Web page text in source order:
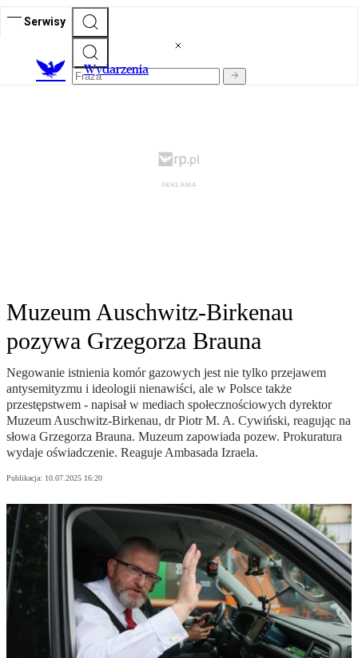
Serwisy
Wydarzenia
Muzeum Auschwitz-Birkenau
pozywa Grzegorza Brauna
Negowanie istnienia komór gazowych jest nie tylko przejawem
antysemityzmu i ideologii nienawiści, ale w Polsce także
przestępstwem - napisał w mediach społecznościowych dyrektor
Muzeum Auschwitz-Birkenau, dr Piotr M. A. Cywiński, reagując na
słowa Grzegorza Brauna. Muzeum zapowiada pozew. Prokuratura
wydaje oświadczenie. Reaguje Ambasada Izraela.
Publikacja: 10.07.2025 16:20